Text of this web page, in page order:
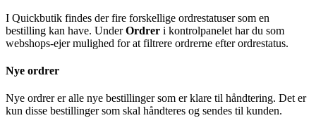
I Quickbutik findes der fire forskellige ordrestatuser som en
bestilling kan have. UnderOrdrer i kontrolpanelet har du som
webshops-ejer mulighed for at filtrere ordrerne efter ordrestatus.
Nye ordrer
Nye ordrer er alle nye bestillinger som er klare til håndtering. Det er
kun disse bestillinger som skal håndteres og sendes til kunden.